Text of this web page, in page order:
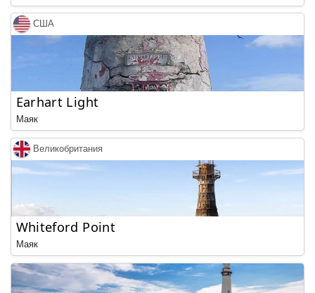
США
Earhart Light
Маяк
Великобритания
Whiteford Point
Маяк